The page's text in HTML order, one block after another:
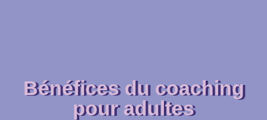
Bénéfices du coaching
pour adultes